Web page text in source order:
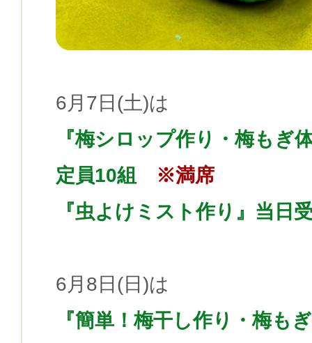
6月7日(土)は
『梅シロップ作り・梅もぎ
定員10組
※満席
『虫よけミスト作り』当日
6月8日(日)は
『簡単！梅干し作り・梅も